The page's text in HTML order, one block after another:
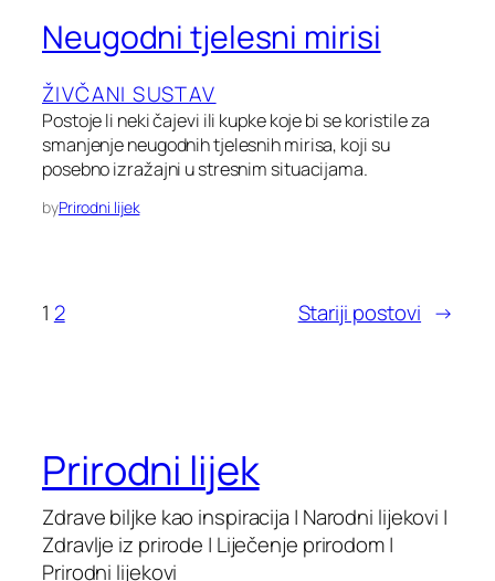
Neugodni tjelesni mirisi
ŽIVČANI SUSTAV
Postoje li neki čajevi ili kupke koje bi se koristile za
smanjenje neugodnih tjelesnih mirisa, koji su
posebno izražajni u stresnim situacijama.
byPrirodni lijek
1 2 Stariji postovi →
Prirodni lijek
Zdrave biljke kao inspiracija | Narodni lijekovi |
Zdravlje iz prirode | Liječenje prirodom |
Prirodni lijekovi